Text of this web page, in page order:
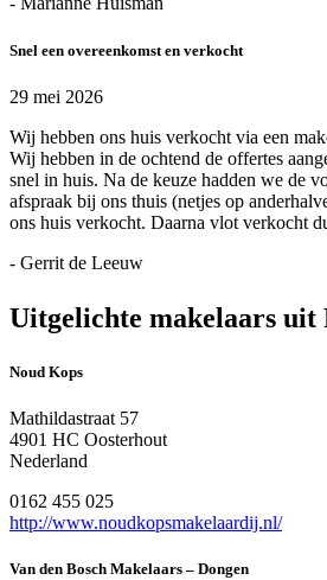
Snel een overeenkomst en verkocht
29 mei 2026
Wij hebben ons huis verkocht via een
Wij hebben in de ochtend de offertes
snel in huis. Na de keuze hadden we de
afspraak bij ons thuis (netjes op
ons huis verkocht. Daarna vlot verkocht
- Gerrit de Leeuw
Uitgelichte makelaars uit
Noud Kops
Mathildastraat 57
4901 HC Oosterhout
Nederland
0162 455 025
http://www.noudkopsmakelaardij.nl/
Van den Bosch Makelaars – Dongen